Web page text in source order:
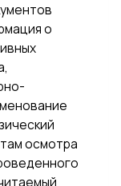
о
осмотра